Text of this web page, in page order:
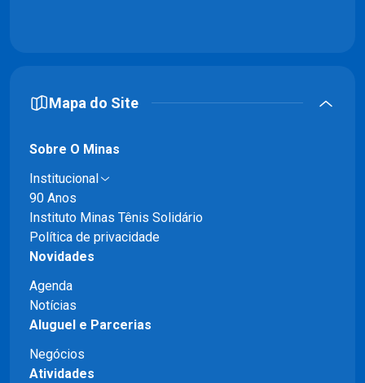
Mapa do Site
Sobre O Minas
Institucional
90 Anos
Instituto Minas Tênis Solidário
Política de privacidade
Novidades
Agenda
Notícias
Aluguel e Parcerias
Negócios
Atividades